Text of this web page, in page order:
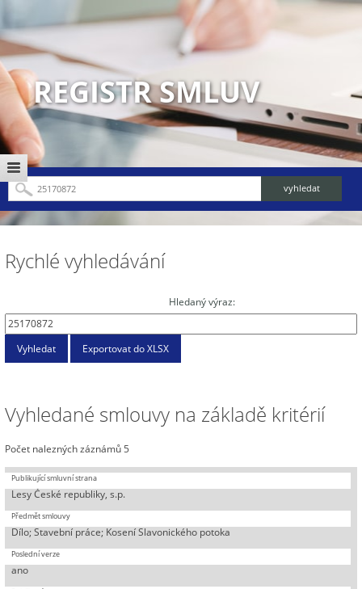
REGISTR SMLUV
Rychlé vyhledávání
Hledaný výraz:
Vyhledané smlouvy na základě kritérií
Počet nalezných záznámů 5
Lesy České republiky, s.p.
Dílo; Stavební práce; Kosení Slavonického potoka
ano